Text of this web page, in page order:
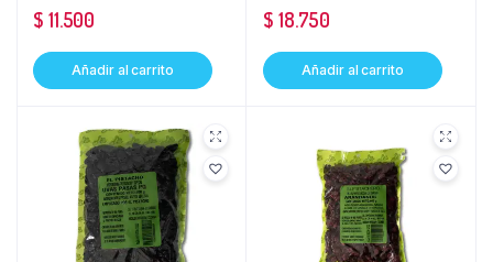
$ 11.500
Añadir al carrito
$ 18.750
Añadir al carrito